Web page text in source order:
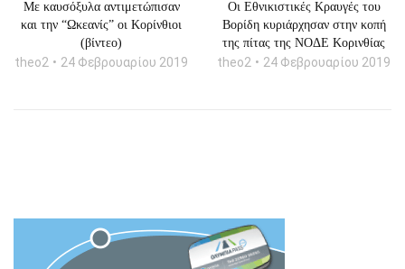
Με καυσόξυλα αντιμετώπισαν
και την “Ωκεανίς” οι Κορίνθιοι
(βίντεο)
theo2 24 Φεβρουαρίου 2019
Οι Εθνικιστικές Κραυγές του
Βορίδη κυριάρχησαν στην κοπή
της πίτας της ΝΟΔΕ Κορινθίας
theo2 24 Φεβρουαρίου 2019